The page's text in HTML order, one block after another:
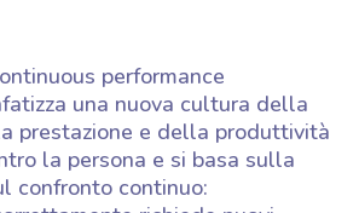
performance
una nuova cultura della
prestazione e della produttività
la persona e si basa sulla
confronto continuo: